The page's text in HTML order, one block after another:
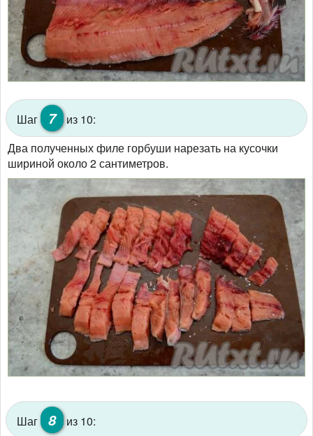
Шаг 7 из 10:
Два полученных филе горбуши нарезать на кусочки
шириной около 2 сантиметров.
Шаг 8 из 10: